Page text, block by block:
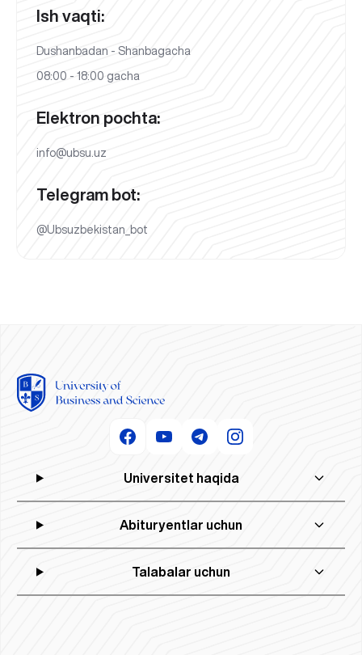
Ish vaqti:
Dushanbadan - Shanbagacha
08:00 - 18:00 gacha
Elektron pochta:
info@ubsu.uz
Telegram bot:
@Ubsuzbekistan_bot
Universitet haqida
Abituryentlar uchun
Talabalar uchun